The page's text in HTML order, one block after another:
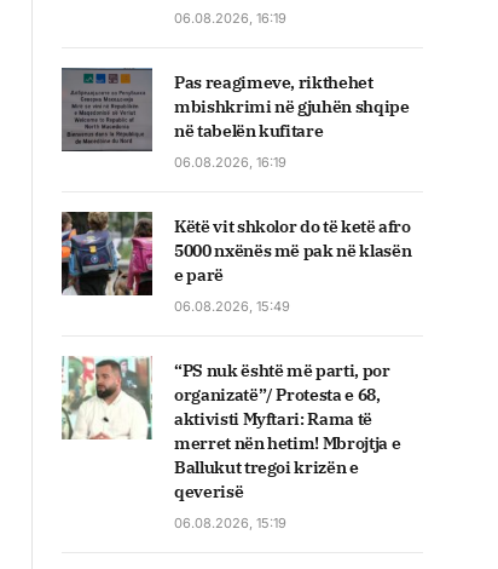
06.08.2026, 16:19
Pas reagimeve, rikthehet
mbishkrimi në gjuhën shqipe
në tabelën kufitare
06.08.2026, 16:19
Këtë vit shkolor do të ketë afro
5000 nxënës më pak në klasën
e parë
06.08.2026, 15:49
“PS nuk është më parti, por
organizatë”/ Protesta e 68,
aktivisti Myftari: Rama të
merret nën hetim! Mbrojtja e
Ballukut tregoi krizën e
qeverisë
06.08.2026, 15:19